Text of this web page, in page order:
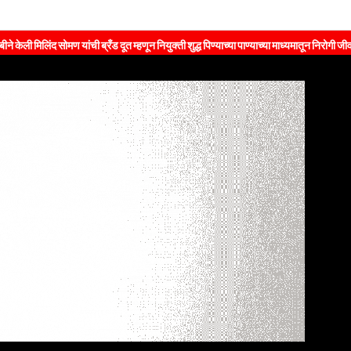
सोमण यांची ब्रँड दूत म्हणून नियुक्ती शुद्ध पिण्याच्या पाण्याच्या माध्यमातून निरोगी जीवनशैलीचा